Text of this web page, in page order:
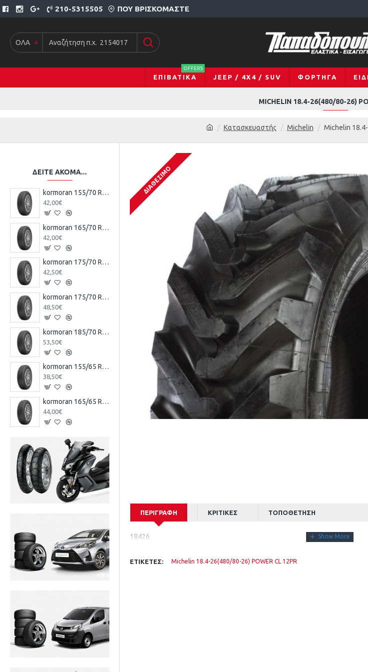
210-5315505 ΠΟΥ ΒΡΙΣΚΌΜΑΣΤΕ
ΟΛΑ
ΕΠΙΒΑΤΙΚΆ
OFFERS
JEEP / 4X4 / SUV ΦΟΡΤΗΓΆ
Κατασκευαστής Michelin Michelin
MICHELIN 18.4-26(480/80-26)
ΔΕΊΤΕ ΑΚΌΜΑ...
kormoran 155/70 R13 75T TL ROAD KO
42,00€
kormoran 165/70 R13 79T TL ROAD KO
42,00€
kormoran 175/70 R13 82T TL ROAD KO
42,50€
kormoran 175/70 R14 88T XL TL ROAD KO
48,50€
kormoran 185/70 R14 88T TL ROAD KO
53,50€
kormoran 155/65 R14 75T TL ROAD KO
38,50€
kormoran 165/65 R14 79T TL ROAD KO
44,00€
ΔΙΑΘΈΣΙΜΟ
ΠΕΡΙΓΡΑΦΉ ΚΡΙΤΙΚΈΣ ΤΟΠΟΘΈΤΗΣΗ
18426
ΕΤΙΚΈΤΕΣ: Michelin 18.4-26(480/80-26) POWER CL 12PR